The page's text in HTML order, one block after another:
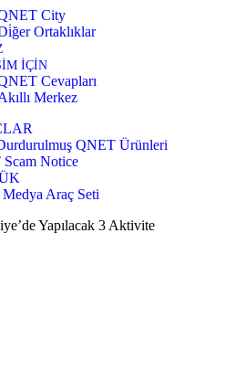
City
Ortaklıklar
İÇİN
Cevapları
Merkez
Durdurulmuş QNET Ürünleri
Notice
Medya Araç Seti
Yapılacak 3 Aktivite